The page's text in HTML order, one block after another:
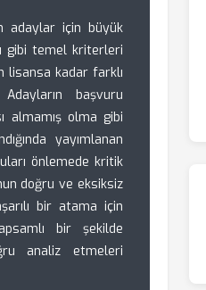
adaylar için büyük
gibi temel kriterleri
lisansa kadar farklı
başvuru
almamış olma gibi
yayımlanan
önlemede kritik
doğru ve eksiksiz
bir atama için
bir şekilde
analiz etmeleri